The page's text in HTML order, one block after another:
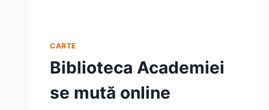
CARTE
Biblioteca Academiei
se mută online